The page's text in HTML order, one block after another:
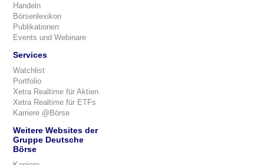
Handeln
Börsenlexikon
Publikationen
Events und Webinare
Services
Watchlist
Portfolio
Xetra Realtime für Aktien
Xetra Realtime für ETFs
Karriere @Börse
Weitere Websites der
Gruppe Deutsche
Börse